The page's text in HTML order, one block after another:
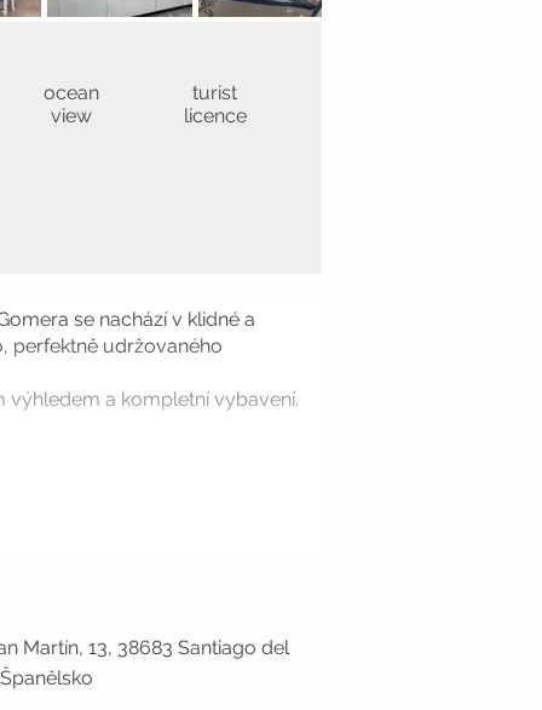
ocean
view
turist
licence
se nachází v klidné a
perfektně udržovaného
výhledem a kompletní vybavení.
Martín, 13, 38683 Santiago del